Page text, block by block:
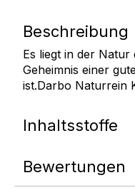
Beschreibung
Es liegt in der Natur
Geheimnis einer
ist.Darbo Naturrein
Inhaltsstoffe
Bewertungen